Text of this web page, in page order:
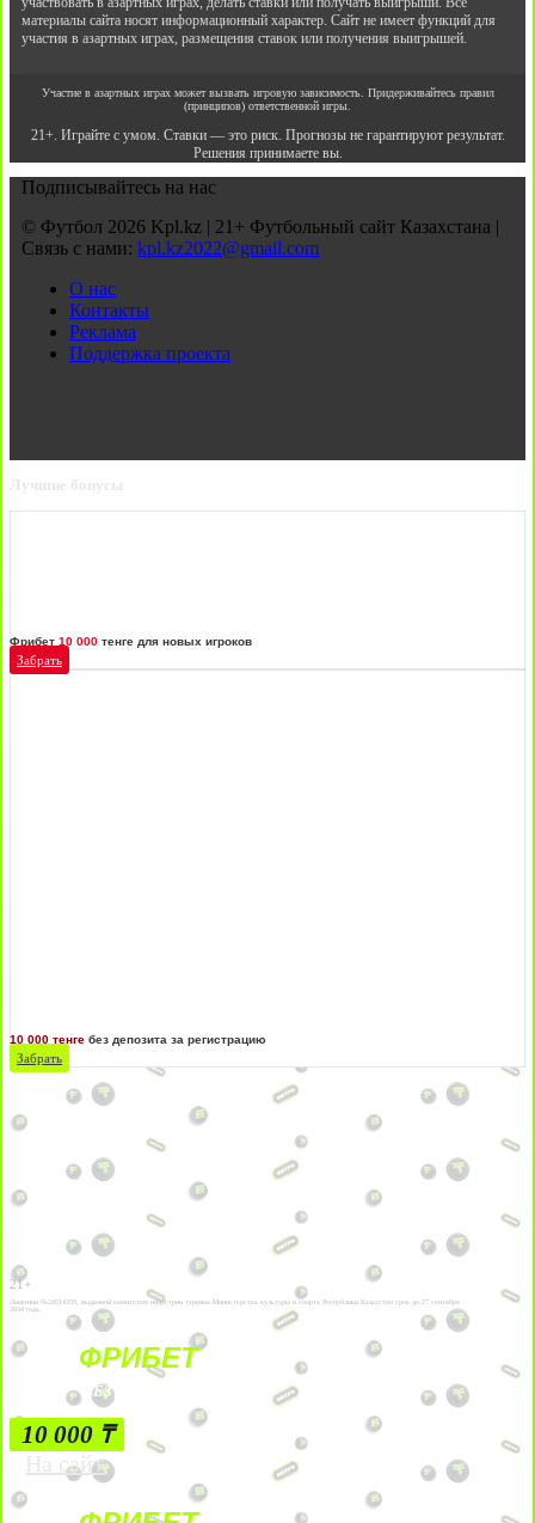
материалы сайта носят информационный характер. Сайт не имеет функций для
участия в азартных играх, размещения ставок или получения выигрышей.
Участие в азартных играх может вызвать игровую зависимость. Придерживайтесь правил
(принципов) ответственной игры.
21+. Играйте с умом. Ставки — это риск. Прогнозы не гарантируют результат.
Решения принимаете вы.
Подписывайтесь на нас
© Футбол 2026 Kpl.kz | 21+ Футбольный сайт Казахстана |
Связь с нами: kpl.kz2022@gmail.com
О нас
Контакты
Реклама
Поддержка проекта
Лучшие бонусы
Фрибет 10 000 тенге для новых игроков
Забрать
10 000 тенге без депозита за регистрацию
Забрать
21+
Лицензии №24514359, выданной комитетом индустрии туризма Министерства культуры и спорта Республики Казахстан срок до 27 сентября
2034 года.
ФРИБЕТ
БЕЗ УСЛОВИЙ
10 000 ₸
На сайт